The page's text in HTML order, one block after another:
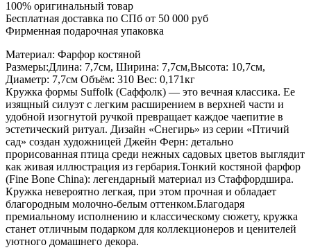
100% оригинальный товар
Бесплатная доставка по СПб от 50 000 руб
Фирменная подарочная упаковка
Материал: Фарфор костяной
Размеры:Длина: 7,7см, Ширина: 7,7см,Высота: 10,7см,
Диаметр: 7,7см Объём: 310 Вес: 0,171кг
Кружка формы Suffolk (Саффолк) — это вечная классика. Ее
изящный силуэт с легким расширением в верхней части и
удобной изогнутой ручкой превращает каждое чаепитие в
эстетический ритуал. Дизайн «Снегирь» из серии «Птичий
сад» создан художницей Джейн Ферн: детально
прорисованная птица среди нежных садовых цветов выглядит
как живая иллюстрация из гербария.Тонкий костяной фарфор
(Fine Bone China): легендарный материал из Стаффордшира.
Кружка невероятно легкая, при этом прочная и обладает
благородным молочно-белым оттенком.Благодаря
премиальному исполнению и классическому сюжету, кружка
станет отличным подарком для коллекционеров и ценителей
уютного домашнего декора.